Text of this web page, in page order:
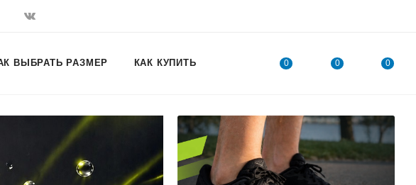
0 0 0
ВЫБРАТЬ РАЗМЕР КАК КУПИТЬ